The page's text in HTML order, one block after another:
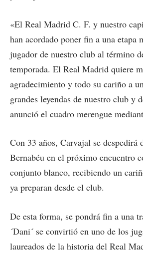
«El Real Madrid C. F. y nuestro
han acordado poner fin a una etapa
jugador de nuestro club al término
temporada. El Real Madrid quiere
agradecimiento y todo su cariño a
grandes leyendas de nuestro club y
anunció el cuadro merengue
Con 33 años, Carvajal se despedirá
Bernabéu en el próximo encuentro
conjunto blanco, recibiendo un
ya preparan desde el club.
De esta forma, se pondrá fin a una
´Dani´ se convirtió en uno de los
laureados de la historia del Real